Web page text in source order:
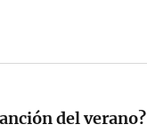
del verano?